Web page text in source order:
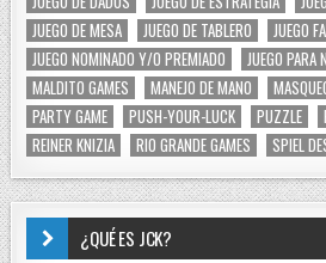
JUEGO DE MESA
JUEGO DE TABLERO
JUEGO
JUEGO NOMINADO Y/O PREMIADO
JUEGO PARA
MALDITO GAMES
MANEJO DE MANO
PARTY GAME
PUSH-YOUR-LUCK PUZZLE
REINER KNIZIA
RIO GRANDE GAMES SPIEL
¿QUÉ ES JCK?